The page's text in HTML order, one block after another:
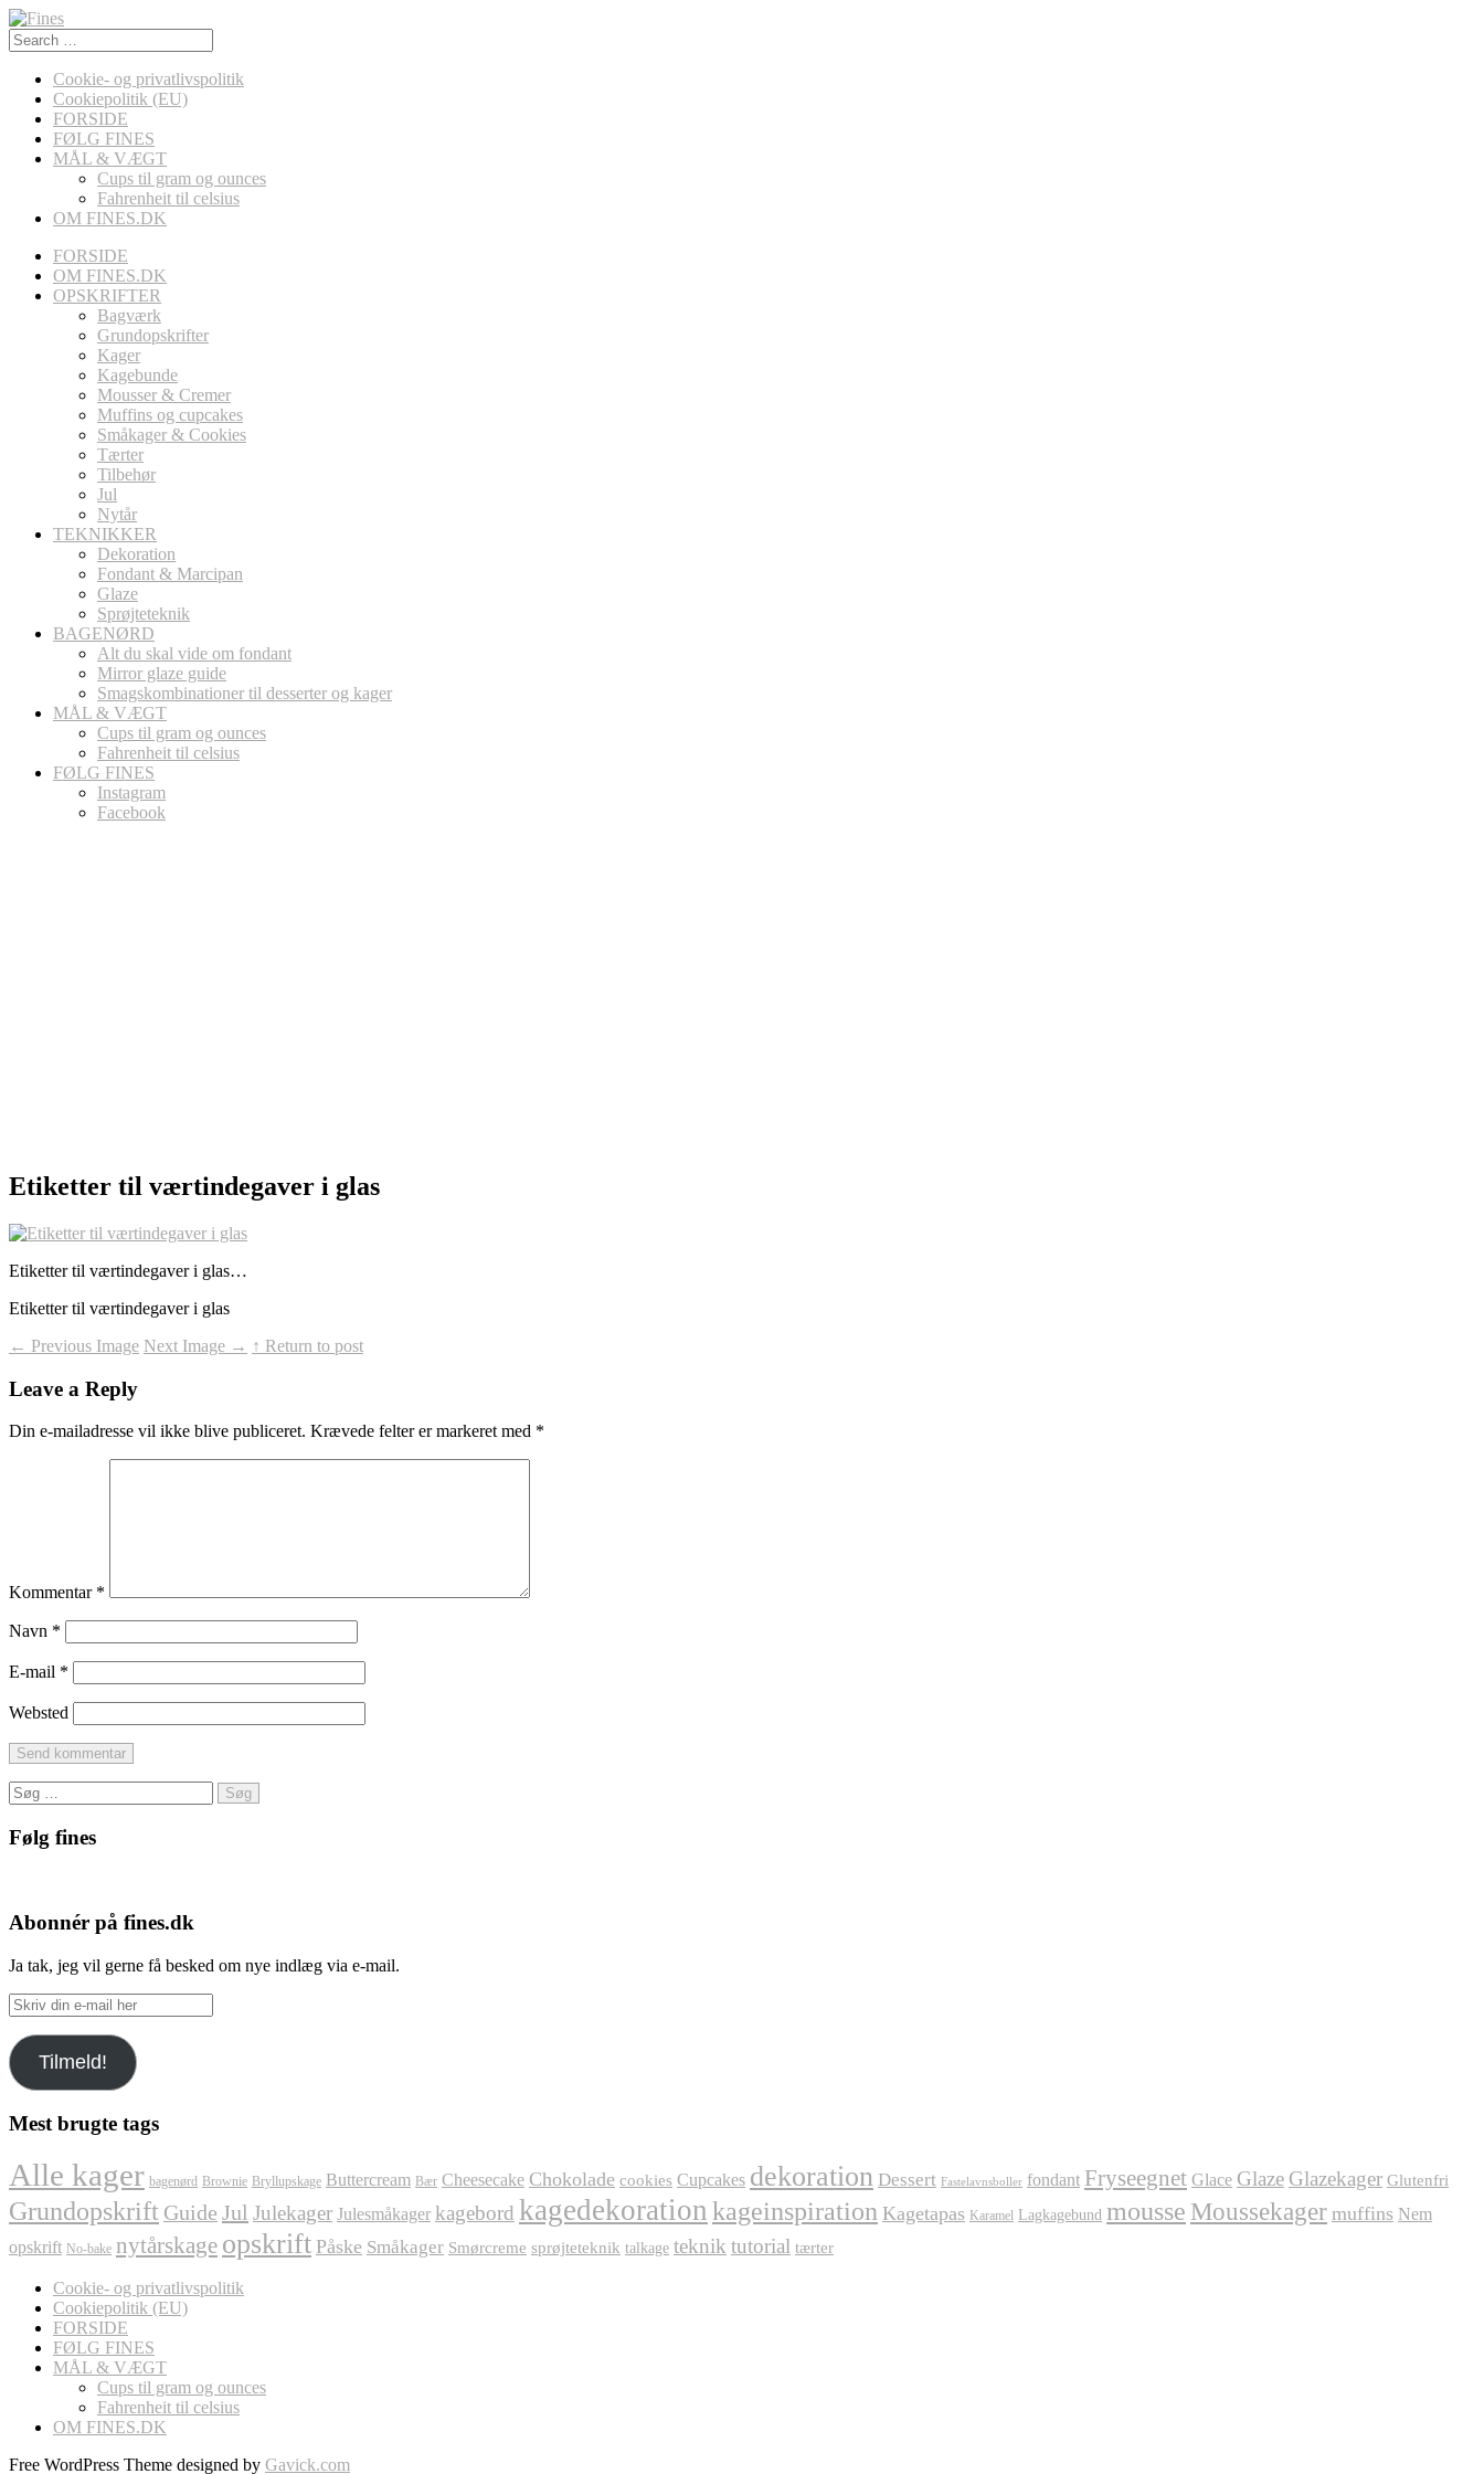
Search
for:
Cookie- og privatlivspolitik
Cookiepolitik (EU)
FORSIDE
FØLG FINES
MÅL & VÆGT
Cups til gram og ounces
Fahrenheit til celsius
OM FINES.DK
FORSIDE
OM FINES.DK
OPSKRIFTER
Bagværk
Grundopskrifter
Kager
Kagebunde
Mousser & Cremer
Muffins og cupcakes
Småkager & Cookies
Tærter
Tilbehør
Jul
Nytår
TEKNIKKER
Dekoration
Fondant & Marcipan
Glaze
Sprøjteteknik
BAGENØRD
Alt du skal vide om fondant
Mirror glaze guide
Smagskombinationer til desserter og kager
MÅL & VÆGT
Cups til gram og ounces
Fahrenheit til celsius
FØLG FINES
Instagram
Facebook
Etiketter til værtindegaver i glas
Etiketter til værtindegaver i glas…
Etiketter til værtindegaver i glas
← Previous Image Next Image → ↑ Return to post
Leave a Reply
Din e-mailadresse vil ikke blive publiceret. Krævede felter er markeret med *
Kommentar *
Navn *
E-mail *
Websted
Søg
efter:
Følg fines
Abonnér på fines.dk
Ja tak, jeg vil gerne få besked om nye indlæg via e-mail.
Skriv
din
e-
mail
her
Tilmeld!
Mest brugte tags
Alle kager bagenørd Brownie Bryllupskage Buttercream Bær Cheesecake Chokolade cookies Cupcakes dekoration Dessert Fastelavnsboller fondant Fryseegnet Glace Glaze Glazekager Glutenfri
Grundopskrift Guide Jul Julekager Julesmåkager kagebord kagedekoration kageinspiration Kagetapas Karamel Lagkagebund mousse Moussekager muffins Nem
opskrift No-bake nytårskage opskrift Påske Småkager Smørcreme sprøjteteknik talkage teknik tutorial tærter
Cookie- og privatlivspolitik
Cookiepolitik (EU)
FORSIDE
FØLG FINES
MÅL & VÆGT
Cups til gram og ounces
Fahrenheit til celsius
OM FINES.DK
Free WordPress Theme designed by Gavick.com